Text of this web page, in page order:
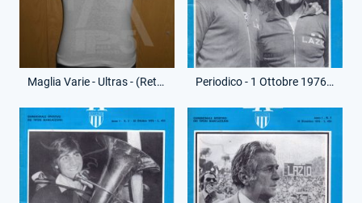
Maglia Varie - Ultras - (Retro) Periodico - 1 Ottobre 1976 - Il Biancazzurro - Primo Numero